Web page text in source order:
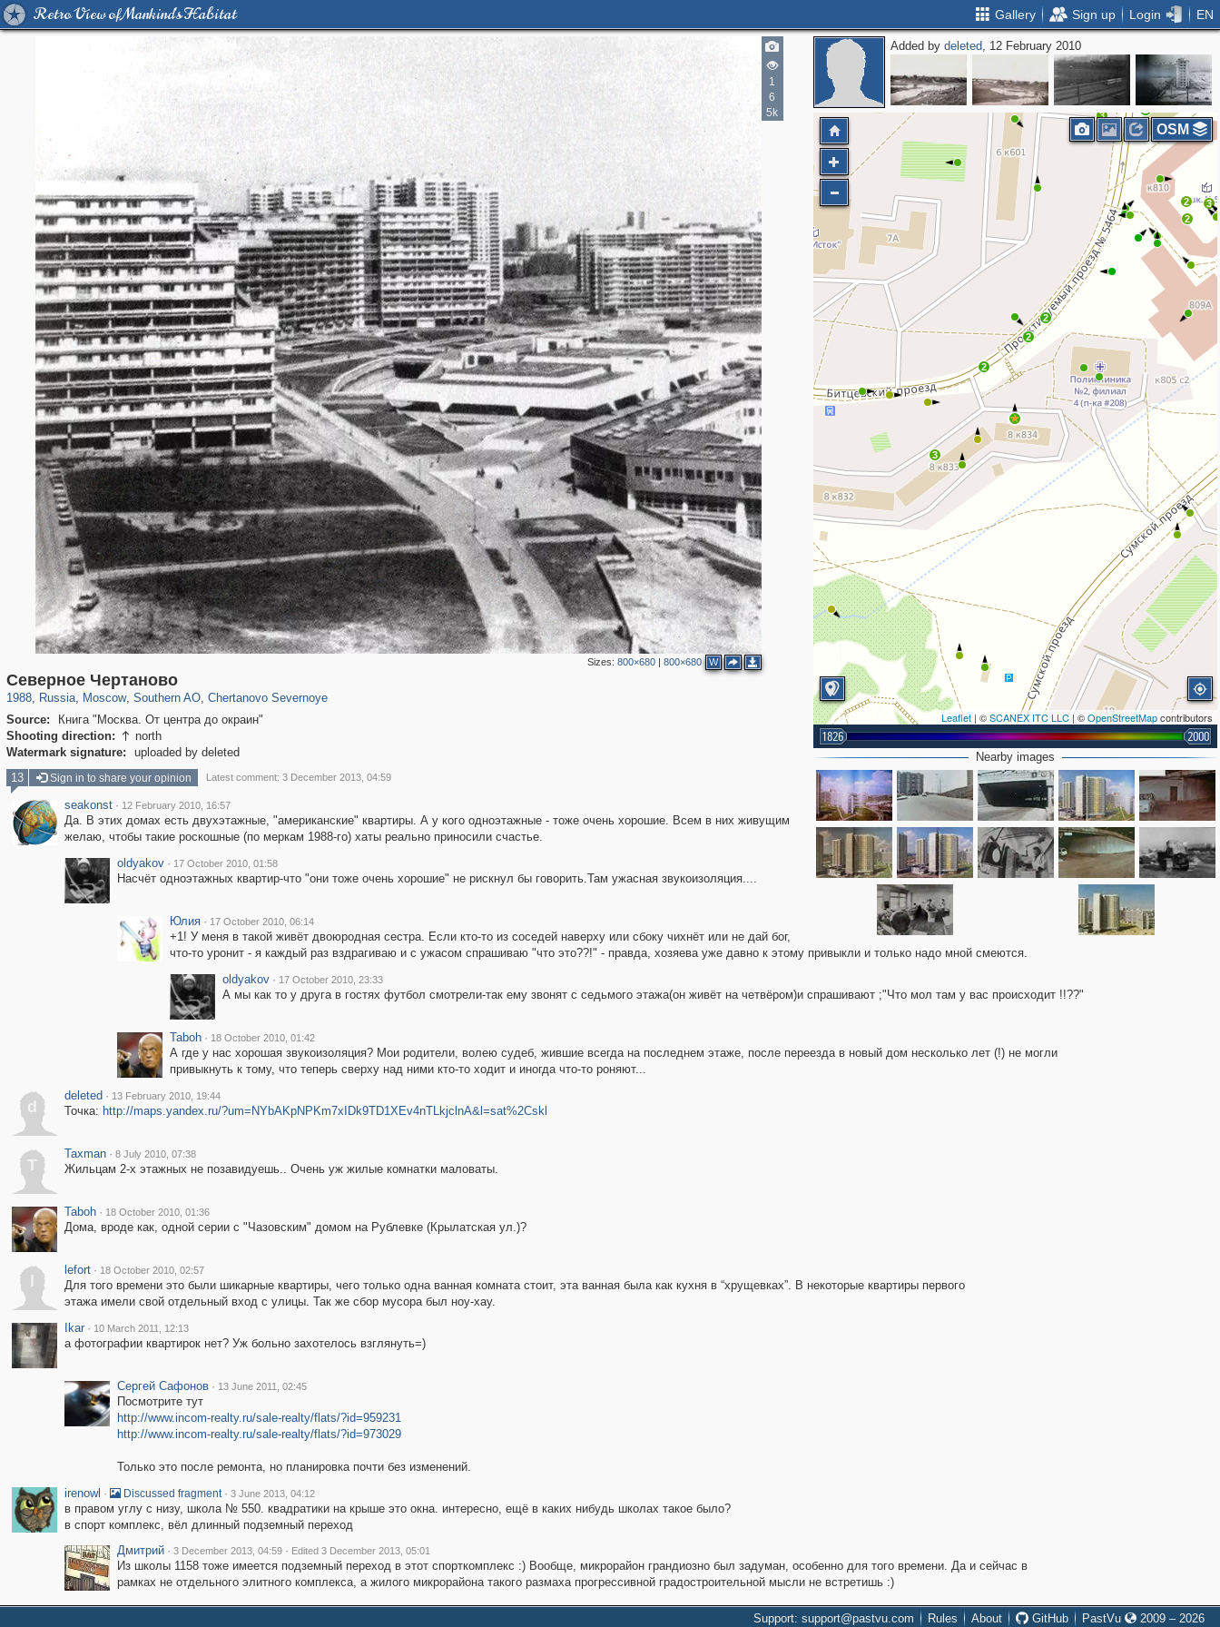
Retro View of Mankind's Habitat Gallery Sign up Login EN
1
6
5k
Sizes: 800×680| 800×680 W
Северное Чертаново
1988, Russia
1,406,498 29,243
, Moscow
319,780 8,286
, Southern AO
21,637 390
, Chertanovo Severnoye
Source:
Книга "Москва. От центра до окраин"
Shooting direction:  north
Watermark signature:
uploaded by deleted
Added bydeleted, 12 February 2010
3
2
2
2
3
3
2
2
Leaflet | ©SCANEX ITC LLC | ©OpenStreetMapcontributors
1826 2000
OSM
Nearby images
13
Sign in to share your opinion Latest comment: 3 December 2013, 04:59
seakonst · 12 February 2010, 16:57
Да. В этих домах есть двухэтажные, "американские" квартиры. А у кого одноэтажные - тоже очень хорошие. Всем в них живущим
желаю, чтобы такие роскошные (по меркам 1988-го) хаты реально приносили счастье.
oldyakov · 17 October 2010, 01:58
Насчёт одноэтажных квартир-что "они тоже очень хорошие" не рискнул бы говорить.Там ужасная звукоизоляция....
Юлия · 17 October 2010, 06:14
+1! У меня в такой живёт двоюродная сестра. Если кто-то из соседей наверху или сбоку чихнёт или не дай бог,
что-то уронит - я каждый раз вздрагиваю и с ужасом спрашиваю "что это??!" - правда, хозяева уже давно к этому привыкли и только надо мной смеются.
oldyakov · 17 October 2010, 23:33
А мы как то у друга в гостях футбол смотрели-так ему звонят с седьмого этажа(он живёт на четвёром)и спрашивают ;"Что мол там у вас происходит !!??"
Taboh · 18 October 2010, 01:42
А где у нас хорошая звукоизоляция? Мои родители, волею судеб, жившие всегда на последнем этаже, после переезда в новый дом несколько лет (!) не могли
привыкнуть к тому, что теперь сверху над ними кто-то ходит и иногда что-то роняют...
d
deleted · 13 February 2010, 19:44
Точка: http://maps.yandex.ru/?um=NYbAKpNPKm7xIDk9TD1XEv4nTLkjclnA&l=sat%2Cskl
T
Taxman · 8 July 2010, 07:38
Жильцам 2-х этажных не позавидуешь.. Очень уж жилые комнатки маловаты.
Taboh · 18 October 2010, 01:36
Дома, вроде как, одной серии с "Чазовским" домом на Рублевке (Крылатская ул.)?
lefort · 18 October 2010, 02:57
Для того времени это были шикарные квартиры, чего только одна ванная комната стоит, эта ванная была как кухня в “хрущевках”. В некоторые квартиры первого
этажа имели свой отдельный вход с улицы. Так же сбор мусора был ноу-хау.
Ikar · 10 March 2011, 12:13
а фотографии квартирок нет? Уж больно захотелось взглянуть=)
Сергей Сафонов · 13 June 2011, 02:45
Посмотрите тут
http://www.incom-realty.ru/sale-realty/flats/?id=959231
http://www.incom-realty.ru/sale-realty/flats/?id=973029
Только это после ремонта, но планировка почти без изменений.
irenowl · Discussed fragment · 3 June 2013, 04:12
в правом углу с низу, школа № 550. квадратики на крыше это окна. интересно, ещё в каких нибудь школах такое было?
в спорт комплекс, вёл длинный подземный переход
Дмитрий · 3 December 2013, 04:59 · Edited 3 December 2013, 05:01
Из школы 1158 тоже имеется подземный переход в этот спорткомплекс :) Вообще, микрорайон грандиозно был задуман, особенно для того времени. Да и сейчас в
рамках не отдельного элитного комплекса, а жилого микрорайона такого размаха прогрессивной градостроительной мысли не встретишь :)
Support: support@pastvu.com Rules About GitHub PastVu 2009 – 2026